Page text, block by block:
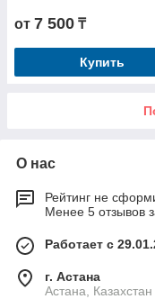
от 7 500 ₸
Купить
О нас
Рейтинг не
Менее 5 отзывов
Работает с
г. Астана
Астана, Казахстан